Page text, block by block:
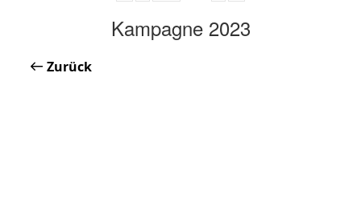
Kampagne 2023
Zurück